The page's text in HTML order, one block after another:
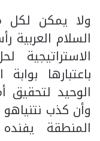
ولا يمكن لكل
السلام
الاستراتيجية
باعتبارها
الوحيد لتحقيق
وأن كذب
المنطقة